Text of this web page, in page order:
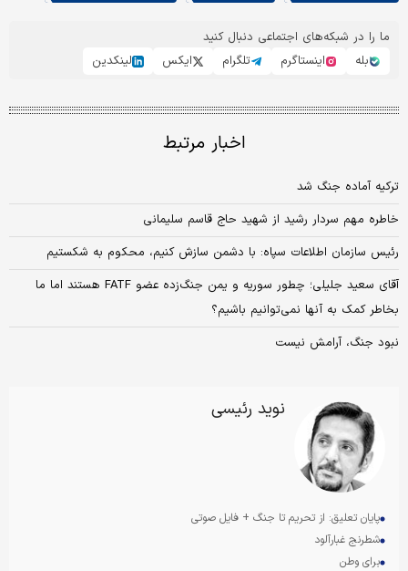
ما را در شبکه‌های اجتماعی دنبال کنید
بله
اینستاگرم تلگرام ایکس لینکدین
اخبار مرتبط
ترکیه آماده جنگ شد
خاطره مهم سردار رشید از شهید حاج قاسم سلیمانی
رئیس سازمان اطلاعات سپاه: با دشمن سازش کنیم، محکوم به شکستیم
آقای سعید جلیلی؛ چطور سوریه و یمن جنگ‌زده عضو FATF هستند اما ما
بخاطر کمک به آنها نمی‌توانیم باشیم؟
نبود جنگ، ‏‏‌آرامش نیست
نوید رئیسی
پایان تعلیق: از تحریم تا جنگ + فایل صوتی
شطرنج غبارآلود
برای وطن